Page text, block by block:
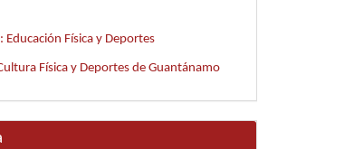
Educación Física y Deportes
Física y Deportes de Guantánamo